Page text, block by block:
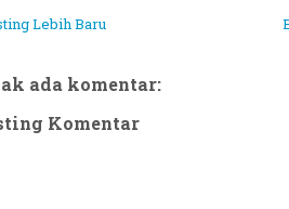
Lebih Baru
ada komentar:
Komentar